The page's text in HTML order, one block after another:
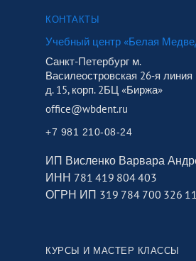
КОНТАКТЫ
Учебный центр «Белая
Санкт-Петербург м.
Василеостровская 26‑я
д. 15, корп. 2БЦ «Биржа»
office@wbdent.ru
+7 981 210-08-24
ИП Висленко Варвара
ИНН 781 419 804 403
ОГРН ИП 319 784 700 326
КУРСЫ И МАСТЕР КЛАССЫ